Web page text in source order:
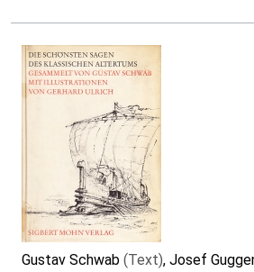
Gustav Schwab (Text), Josef